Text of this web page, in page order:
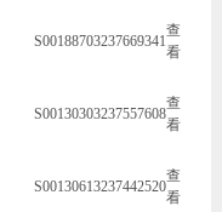
S00188703237669341
查
看
S00130303237557608
查
看
S00130613237442520
查
看